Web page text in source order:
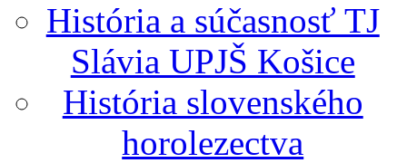
História a súčasnosť TJ
Slávia UPJŠ Košice
História slovenského
horolezectva